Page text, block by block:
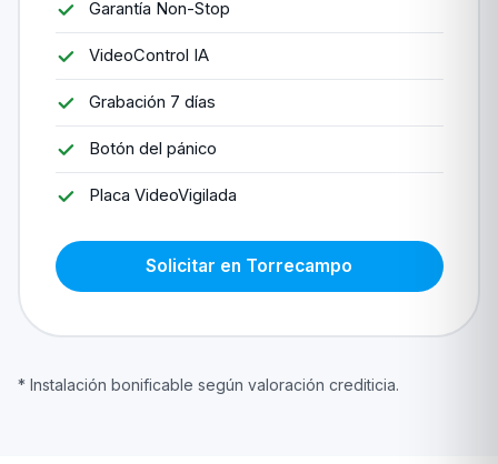
Garantía Non-Stop
VideoControl IA
Grabación 7 días
Botón del pánico
Placa VideoVigilada
Solicitar en Torrecampo
* Instalación bonificable según valoración crediticia.